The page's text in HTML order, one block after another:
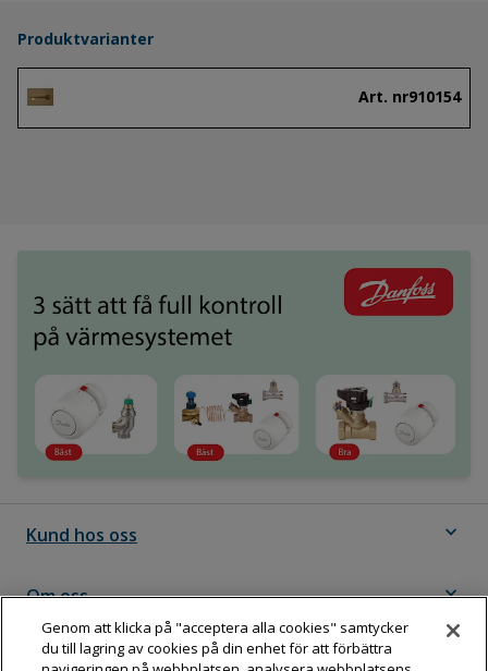
Produktvarianter
Art. nr910154
Kund hos oss expand_more
Om oss expand_more
Följ Dahl
Genom att klicka på "acceptera alla cookies" samtycker
du till lagring av cookies på din enhet för att förbättra